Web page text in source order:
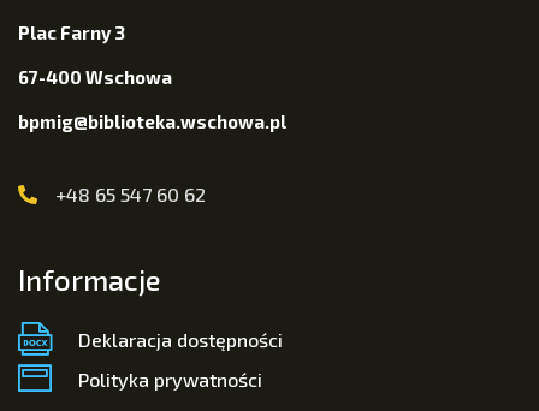
Plac Farny 3
67-400 Wschowa
bpmig@biblioteka.wschowa.pl
+48 65 547 60 62
Informacje
Deklaracja dostępności
Polityka prywatności